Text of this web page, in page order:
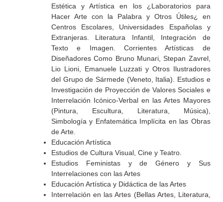
Estética y Artística en los ¿Laboratorios para
Hacer Arte con la Palabra y Otros Útiles¿ en
Centros Escolares, Universidades Españolas y
Extranjeras. Literatura Infantil, Integración de
Texto e Imagen. Corrientes Artísticas de
Diseñadores Como Bruno Munari, Stepan Zavrel,
Lio Lioni, Emanuele Luzzati y Otros Ilustradores
del Grupo de Sármede (Veneto, Italia). Estudios e
Investigación de Proyección de Valores Sociales e
Interrelación Icónico-Verbal en las Artes Mayores
(Pintura, Escultura, Literatura, Música),
Simbología y Enfatemática Implícita en las Obras
de Arte.
Educación Artística
Estudios de Cultura Visual, Cine y Teatro.
Estudios Feministas y de Género y Sus
Interrelaciones con las Artes
Educación Artística y Didáctica de las Artes
Interrelación en las Artes (Bellas Artes, Literatura,